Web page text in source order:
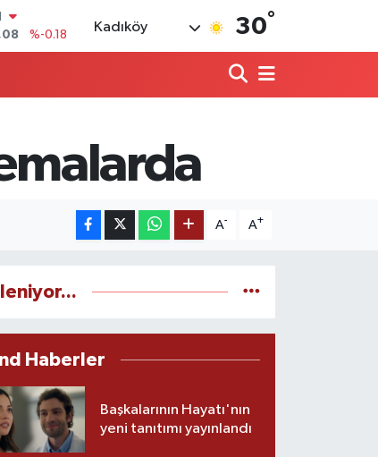
%0.18
%-14
Kadıköy 30°
A- A+
Haberler
Başkalarının Hayatı'nın
yeni tanıtımı yayınlandı